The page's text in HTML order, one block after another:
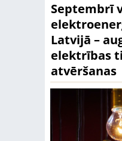
Septembrī
Latvijā –
elektrības
atvēršanas